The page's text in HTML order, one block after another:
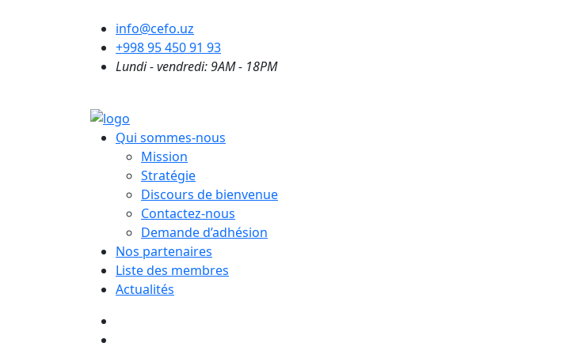
info@cefo.uz
+998 95 450 91 93
Lundi - vendredi: 9AM - 18PM
Qui sommes-nous
Mission
Stratégie
Discours de bienvenue
Contactez-nous
Demande d’adhésion
Nos partenaires
Liste des membres
Actualités